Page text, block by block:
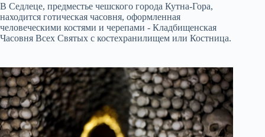
В Седлеце, предместье чешского города Кутна-Гора,
находится готическая часовня, оформленная
человеческими костями и черепами - Кладбищенская
Часовня Всех Святых с костехранилищем или Костница.